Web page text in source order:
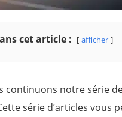
cet article : afficher
continuons notre série
série d’articles